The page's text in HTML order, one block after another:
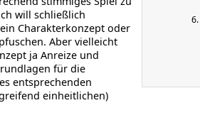
will schließlich
Charakterkonzept oder
Aber vielleicht
ja Anreize und
für die
entsprechenden
einheitlichen)